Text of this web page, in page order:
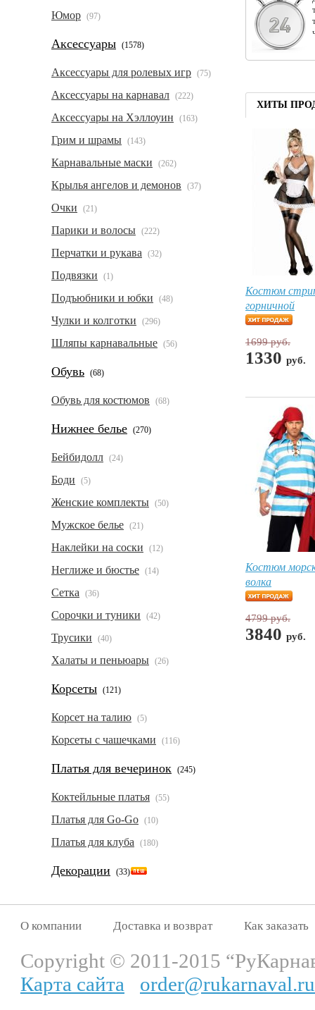
Юмор (97)
Аксессуары (1578)
Аксессуары для ролевых игр (75)
Аксессуары на карнавал (222)
Аксессуары на Хэллоуин (163)
Грим и шрамы (143)
Карнавальные маски (262)
Крылья ангелов и демонов (37)
Очки (21)
Парики и волосы (222)
Перчатки и рукава (32)
Подвязки (1)
Подъюбники и юбки (48)
Чулки и колготки (296)
Шляпы карнавальные (56)
Обувь (68)
Обувь для костюмов (68)
Нижнее белье (270)
Бейбидолл (24)
Боди (5)
Женские комплекты (50)
Мужское белье (21)
Наклейки на соски (12)
Неглиже и бюстье (14)
Сетка (36)
Сорочки и туники (42)
Трусики (40)
Халаты и пеньюары (26)
Корсеты (121)
Корсет на талию (5)
Корсеты с чашечками (116)
Платья для вечеринок (245)
Коктейльные платья (55)
Платья для Go-Go (10)
Платья для клуба (180)
Декорации (33)
ХИТЫ
Костюм
горничной
1699 руб.
1330 руб.
Костюм
волка
4799 руб.
3840 руб.
О компании Доставка и возврат Как заказать
Copyright © 2011-2015
Карта сайта
order@rukarnaval.ru